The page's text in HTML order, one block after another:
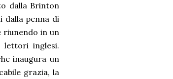
dalla Brinton
dalla penna di
in un
lettori inglesi.
inaugura un
grazia, la